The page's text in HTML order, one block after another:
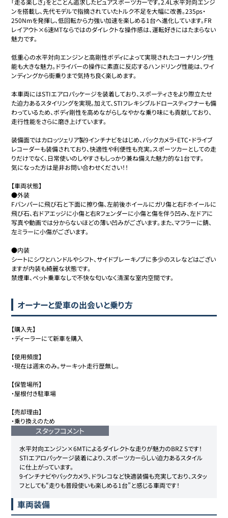
「走る楽しさ」をとことん追求したピュアスポーツカーです。2.4L水平対向エンジ
ンを搭載し、先代モデルで指摘されていたトルク不足を大幅に改善。235ps・
250Nmを発揮し、低回転から力強い加速を楽しめる1台へ進化しています。FR
レイアウト×6速MTならではのダイレクトな操作感は、運転好きにはたまらない
魅力です。
低重心の水平対向エンジンと高剛性ボディによって実現されたコーナリング性
能も大きな魅力。ドライバーの操作に素直に反応するハンドリング性能は、ワイ
ンディングから街乗りまで気持ち良く楽しめます。
本車両にはSTIエアロパッケージを装着しており、スポーティさをより際立たせ
た迫力あるスタイリングを実現。加えて、STIフレキシブルドロースティフナーも備
わっているため、ボディ剛性を高めながらしなやかな乗り味にも貢献しており、
走行性能をさらに磨き上げています。
装備面ではカロッツェリア製9インチナビをはじめ、バックカメラ・ETC・ドライブ
レコーダーも装備されており、快適性や利便性も充実。スポーツカーとしての走
りだけでなく、日常使いのしやすさもしっかり兼ね備えた魅力的な1台です。
気になった方は是非お問い合わせください！！
【車両状態】
●外装
Fバンパーに飛び石と下面に擦り傷、左前後ホイールにガリ傷と右Fホイールに
飛び石、右ドアエッジに小傷と右Rフェンダーに小傷と傷を伴う凹み、左ドアに
写真や動画では分からないほどの薄い凹みがございます。また、マフラーに錆、
左ミラーに小傷がございます。
●内装
シートにシワとハンドルやシフト、サイドブレーキノブに多少のスレなどはござい
ますが内装も綺麗な状態です。
禁煙車、ペット乗車なしで不快な匂いなく清潔な室内空間です。
オーナーと愛車の出会いと乗り方
【購入先】
・ディーラーにて新車を購入
【使用頻度】
・現在は週末のみ。サーキット走行歴無し。
【保管場所】
・屋根付き駐車場
【売却理由】
・乗り換えのため
スタッフコメント
水平対向エンジン×6MTによるダイレクトな走りが魅力のBRZ Sです！
STIエアロパッケージ装着により、スポーツカーらしい迫力あるスタイル
に仕上がっています。
9インチナビやバックカメラ、ドラレコなど快適装備も充実しており、スタッ
フとしても“走りも普段使いも楽しめる1台”と感じる車両です！
車両装備